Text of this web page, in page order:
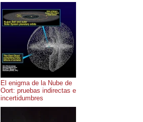
El enigma de la Nube de
Oort: pruebas indirectas e
incertidumbres